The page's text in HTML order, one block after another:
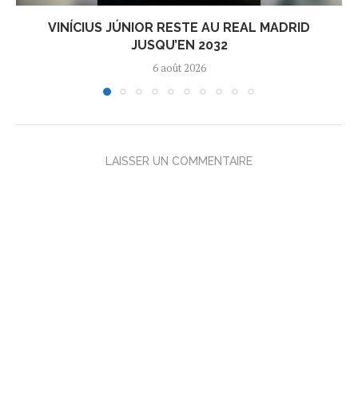
VINÍCIUS JÚNIOR RESTE AU REAL MADRID
JUSQU’EN 2032
6 août 2026
LAISSER UN COMMENTAIRE